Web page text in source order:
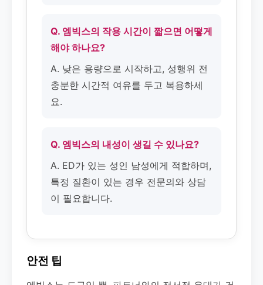
Q. 엠빅스의 작용 시간이 짧으면 어떻게
해야 하나요?
A. 낮은 용량으로 시작하고, 성행위 전
충분한 시간적 여유를 두고 복용하세
요.
Q. 엠빅스의 내성이 생길 수 있나요?
A. ED가 있는 성인 남성에게 적합하며,
특정 질환이 있는 경우 전문의와 상담
이 필요합니다.
안전 팁